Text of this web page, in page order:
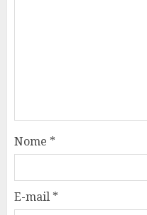
Nome *
E-mail *